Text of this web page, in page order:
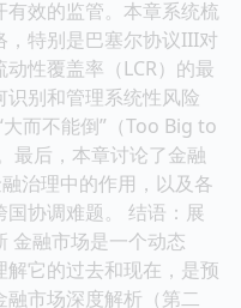
有效的监管。本章系统梳
特别是巴塞尔协议III对
性覆盖率（LCR）的最
别和管理系统性风险
大而不能倒”（Too Big to
最后，本章讨论了金融
治理中的作用，以及各
协调难题。 结语：展
金融市场是一个动态
它的过去和现在，是预
市场深度解析（第二